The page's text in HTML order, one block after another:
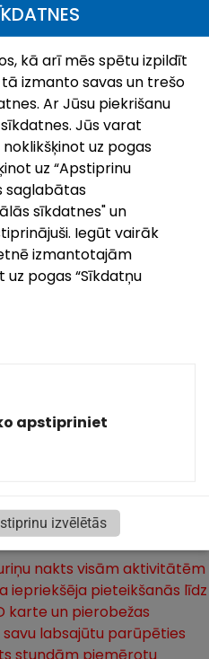
pagasts, Zilupes
Z/s “Purvmaļi” zemeņu
personai
Marčenoka, t. 29395827
obligāta!
nakts visām aktivitātēm
iepriekšēja pieteikšanās līdz
karte un pierobežas
labsajūtu parūpēties
kā arī mēs spētu izpildīt
izmanto savas un trešo
Ar Jūsu piekrišanu
Jūs varat
uz pogas
uz “Apstiprinu
saglabātas
sīkdatnes" un
Iegūt vairāk
izmantotajām
pogas “Sīkdatņu
apstipriniet
izvēlētās